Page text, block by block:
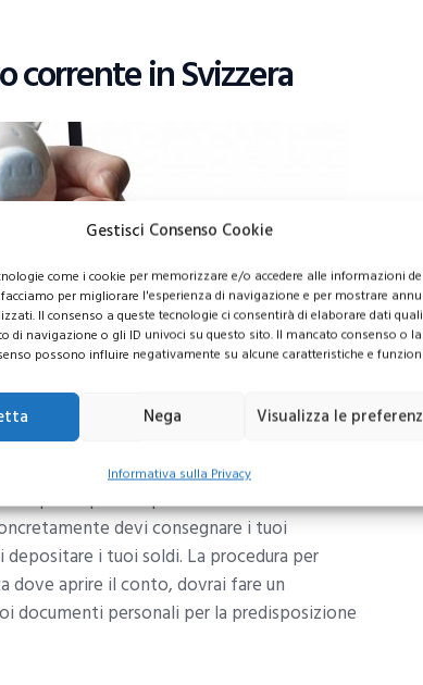
Gestisci Consenso Cookie
come i cookie per memorizzare e/o accedere alle informazioni
per migliorare l'esperienza di navigazione e per mostrare
Il consenso a queste tecnologie ci consentirà di elaborare dati
di navigazione o gli ID univoci su questo sito. Il mancato consenso o la
possono influire negativamente su alcune caratteristiche e
Nega Visualizza le
Informativa sulla Privacy
corrente in Svizzera
come posso fare per aprire un
questa operazione basta essere
devi consegnare i tuoi
i tuoi soldi. La procedura per
dove aprire il conto, dovrai fare un
documenti personali per la predisposizione